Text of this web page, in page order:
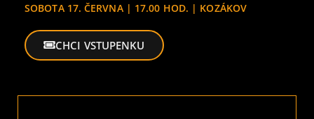
SOBOTA 17. ČERVNA | 17.00 HOD. | KOZÁKOV
CHCI VSTUPENKU